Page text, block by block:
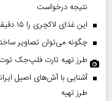
نتیجه درخواست
این غذای لاکچری را ۱۵ دقیقه‌ای آماده کنید
چگونه می‌توان تصاویر
طرز تهیه تارت فلپ‌جک
آشنایی با آش‌های اصیل
طرز تهیه